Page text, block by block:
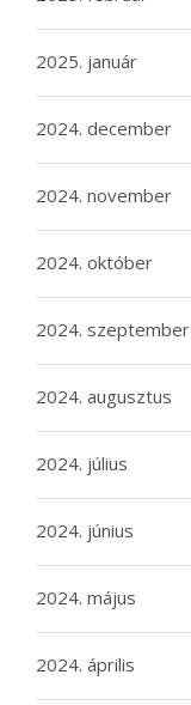
2025. január
2024. december
2024. november
2024. október
2024. szeptember
2024. augusztus
2024. július
2024. június
2024. május
2024. április